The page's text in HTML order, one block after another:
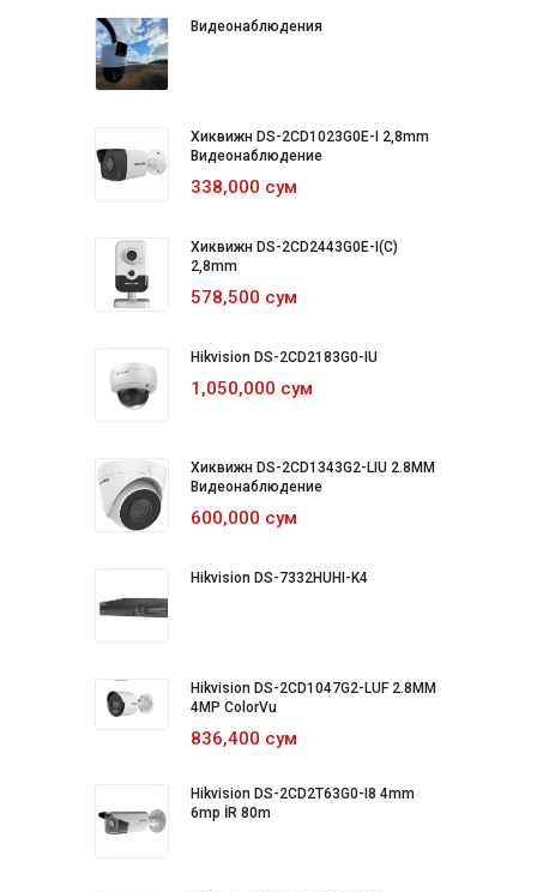
Видеонаблюдения
Хиквижн DS-2CD1023G0E-I 2,8mm
Видеонаблюдение
338,000 сум
Хиквижн DS-2CD2443G0E-I(C)
2,8mm
578,500 сум
Hikvision DS-2CD2183G0-IU
1,050,000 сум
Хиквижн DS-2CD1343G2-LIU 2.8MM
Видеонаблюдение
600,000 сум
Hikvision DS-7332HUHI-K4
Hikvision DS-2CD1047G2-LUF 2.8MM
4MP ColorVu
836,400 сум
Hikvision DS-2CD2T63G0-I8 4mm
6mp İR 80m